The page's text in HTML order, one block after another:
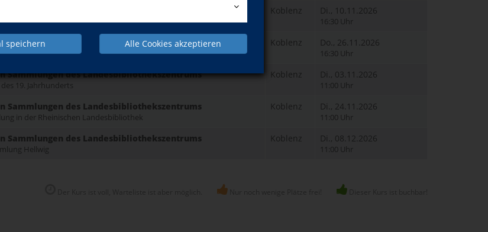
speichern Alle Cookies akzeptieren
Bibliothek
Koblenz Di., 10.11.2026
16:30 Uhr
Bibliothek
Koblenz Do., 26.11.2026
16:30 Uhr
Sammlungen des Landesbibliothekszentrums
19. Jahrhunderts
Koblenz Di., 03.11.2026
11:00 Uhr
Sammlungen des Landesbibliothekszentrums
in der Rheinischen Landesbibliothek
Koblenz Di., 24.11.2026
11:00 Uhr
Sammlungen des Landesbibliothekszentrums
Hellwig
Koblenz Di., 08.12.2026
11:00 Uhr